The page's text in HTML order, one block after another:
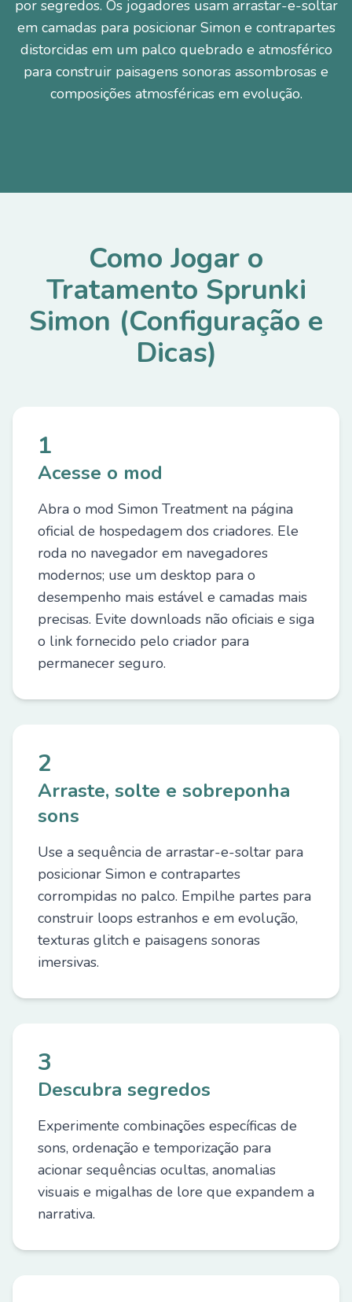
por segredos. Os jogadores usam arrastar-e-soltar
em camadas para posicionar Simon e contrapartes
distorcidas em um palco quebrado e atmosférico
para construir paisagens sonoras assombrosas e
composições atmosféricas em evolução.
Como Jogar o
Tratamento Sprunki
Simon (Configuração e
Dicas)
1
Acesse o mod
Abra o mod Simon Treatment na página
oficial de hospedagem dos criadores. Ele
roda no navegador em navegadores
modernos; use um desktop para o
desempenho mais estável e camadas mais
precisas. Evite downloads não oficiais e siga
o link fornecido pelo criador para
permanecer seguro.
2
Arraste, solte e sobreponha
sons
Use a sequência de arrastar-e-soltar para
posicionar Simon e contrapartes
corrompidas no palco. Empilhe partes para
construir loops estranhos e em evolução,
texturas glitch e paisagens sonoras
imersivas.
3
Descubra segredos
Experimente combinações específicas de
sons, ordenação e temporização para
acionar sequências ocultas, anomalias
visuais e migalhas de lore que expandem a
narrativa.